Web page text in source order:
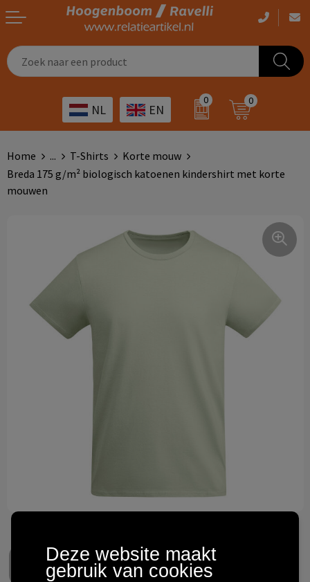
NL EN
0 0
Giveaways
Outdoor
Home & living
Schrijfwaren
Technologie & gadgets
Werkkleding
Sportkleding
Overig
Outdoor artikelen bedrukken
Giveaways bedrukken
Transport
Horeca
ICT
Kinderopvang
Landbouw
Home ... T-Shirts
Korte mouw
Breda 175 g/m² biologisch katoenen kindershirt met korte
mouwen
Deze website maakt
gebruik van cookies